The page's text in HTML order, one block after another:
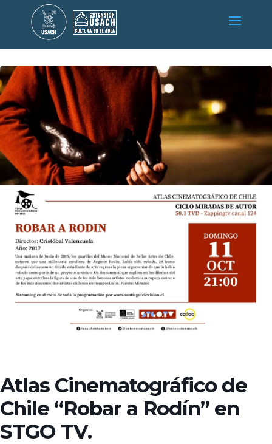
Atlas Cinematográfico de
Chile “Robar a Rodín” en
STGO TV.